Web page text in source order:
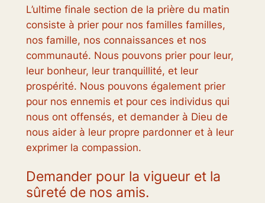
L’ultime finale section de la prière du matin
consiste à prier pour nos familles familles,
nos famille, nos connaissances et nos
communauté. Nous pouvons prier pour leur,
leur bonheur, leur tranquillité, et leur
prospérité. Nous pouvons également prier
pour nos ennemis et pour ces individus qui
nous ont offensés, et demander à Dieu de
nous aider à leur propre pardonner et à leur
exprimer la compassion.
Demander pour la vigueur et la
sûreté de nos amis.